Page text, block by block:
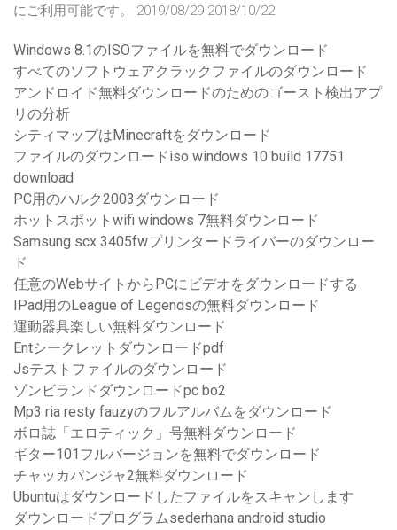
にご利用可能です。 2019/08/29 2018/10/22
Windows 8.1のISOファイルを無料でダウンロード
すべてのソフトウェアクラックファイルのダウンロード
アンドロイド無料ダウンロードのためのゴースト検出アプ
リの分析
シティマップはMinecraftをダウンロード
ファイルのダウンロードiso windows 10 build 17751
download
PC用のハルク2003ダウンロード
ホットスポットwifi windows 7無料ダウンロード
Samsung scx 3405fwプリンタードライバーのダウンロー
ド
任意のWebサイトからPCにビデオをダウンロードする
IPad用のLeague of Legendsの無料ダウンロード
運動器具楽しい無料ダウンロード
Entシークレットダウンロードpdf
Jsテストファイルのダウンロード
ゾンビランドダウンロードpc bo2
Mp3 ria resty fauzyのフルアルバムをダウンロード
ボロ誌「エロティック」号無料ダウンロード
ギター101フルバージョンを無料でダウンロード
チャッカパンジャ2無料ダウンロード
Ubuntuはダウンロードしたファイルをスキャンします
ダウンロードプログラムsederhana android studio